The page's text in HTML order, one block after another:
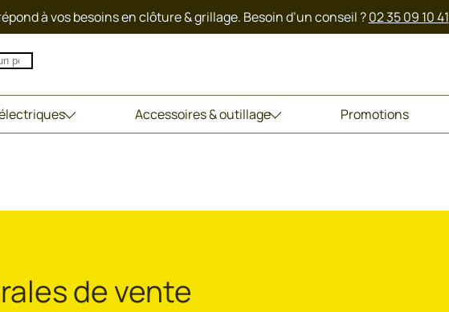
à vos besoins en clôture & grillage. Besoin d’un conseil ?02 35 09 10 41
Accessoires & outillage Promotions
de vente